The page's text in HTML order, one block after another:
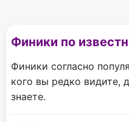
Финики по
Финики согласно
кого вы редко видите,
знаете.